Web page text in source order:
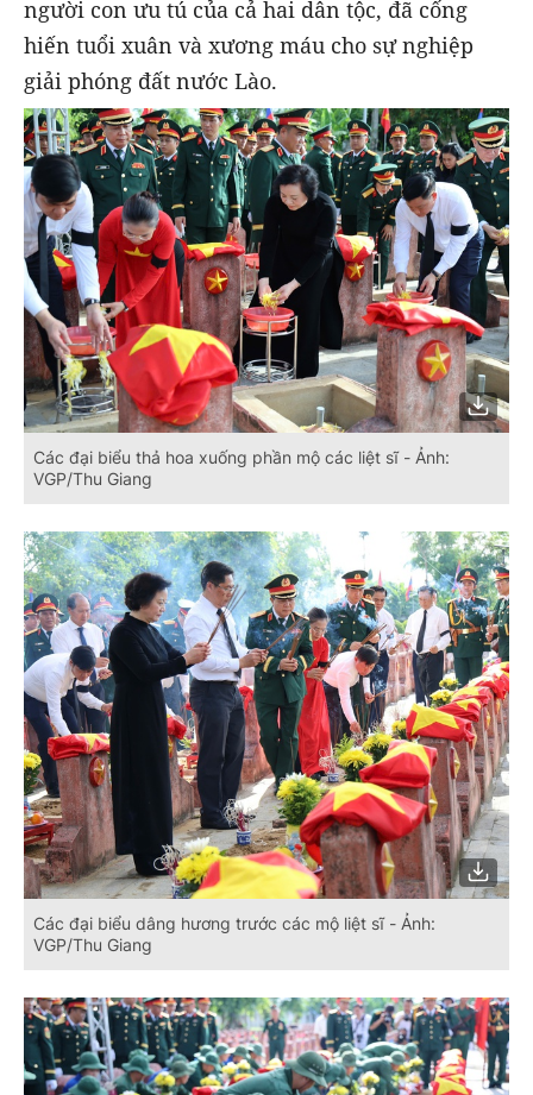
người con ưu tú của cả hai dân tộc, đã cống
hiến tuổi xuân và xương máu cho sự nghiệp
giải phóng đất nước Lào.
Các đại biểu thả hoa xuống phần mộ các liệt sĩ - Ảnh:
VGP/Thu Giang
Các đại biểu dâng hương trước các mộ liệt sĩ - Ảnh:
VGP/Thu Giang